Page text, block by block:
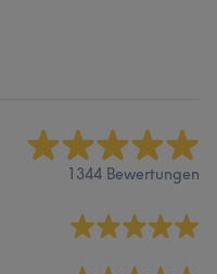
1344 Bewertungen